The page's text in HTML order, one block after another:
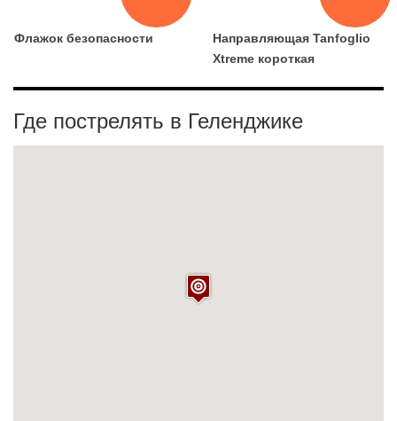
Флажок безопасности
Направляющая Tanfoglio
Xtreme короткая
Где пострелять в Геленджике